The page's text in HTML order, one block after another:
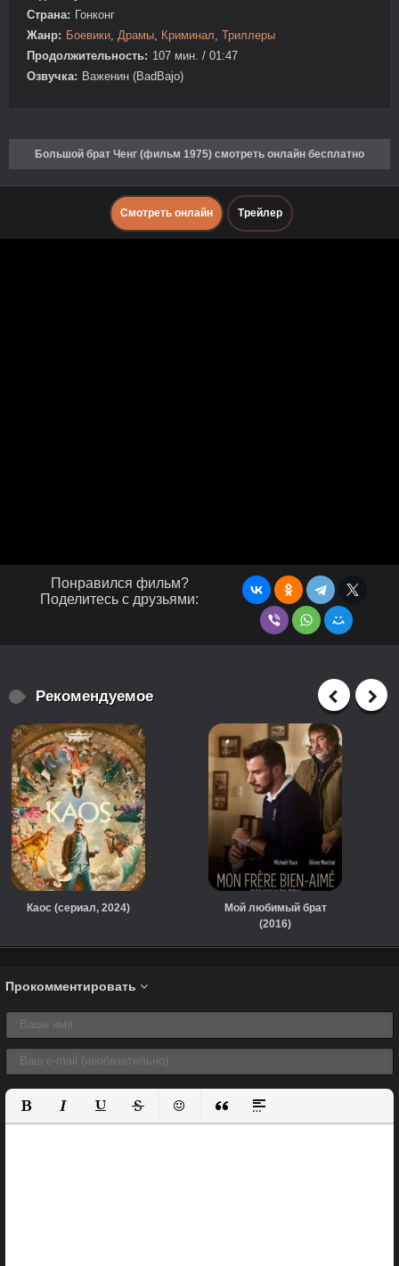
Страна: Гонконг
Жанр: Боевики Драмы Криминал Триллеры
Продолжительность: 107 мин. / 01:47
Озвучка: Важенин (BadBajo)
Большой брат Ченг (фильм 1975) смотреть онлайн бесплатно
Смотреть онлайн Трейлер
Понравился фильм?
Поделитесь с друзьями:
Рекомендуемое
Каос (сериал, 2024)
Мой любимый брат
(2016)
Прокомментировать
Полужирный
КурсивПодчеркнутый
ЗачеркнутыйВставить смайлик
Вставка цитаты
Вставка спойлера